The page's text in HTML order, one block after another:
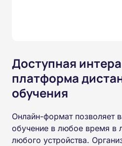
Доступная
платформа
обучения
Онлайн-формат позволяет
обучение в любое время в
любого устройства.